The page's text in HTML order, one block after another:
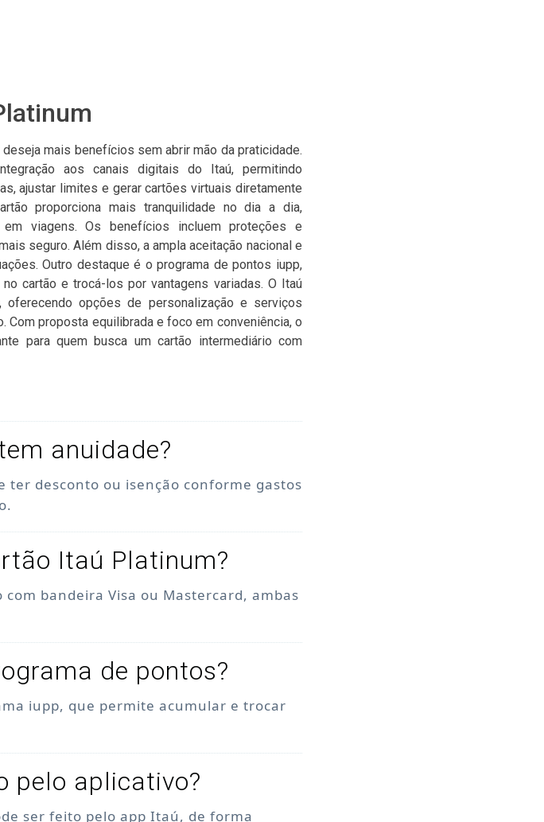
mais benefícios sem abrir mão da praticidade.
aos canais digitais do Itaú, permitindo
ajustar limites e gerar cartões virtuais diretamente
proporciona mais tranquilidade no dia a dia,
viagens. Os benefícios incluem proteções e
seguro. Além disso, a ampla aceitação nacional e
Outro destaque é o programa de pontos iupp,
cartão e trocá-los por vantagens variadas. O Itaú
opções de personalização e serviços
proposta equilibrada e foco em conveniência, o
para quem busca um cartão intermediário com
anuidade?
ter desconto ou isenção conforme gastos
Itaú Platinum?
bandeira Visa ou Mastercard, ambas
de pontos?
iupp, que permite acumular e trocar
pelo aplicativo?
ser feito pelo app Itaú, de forma